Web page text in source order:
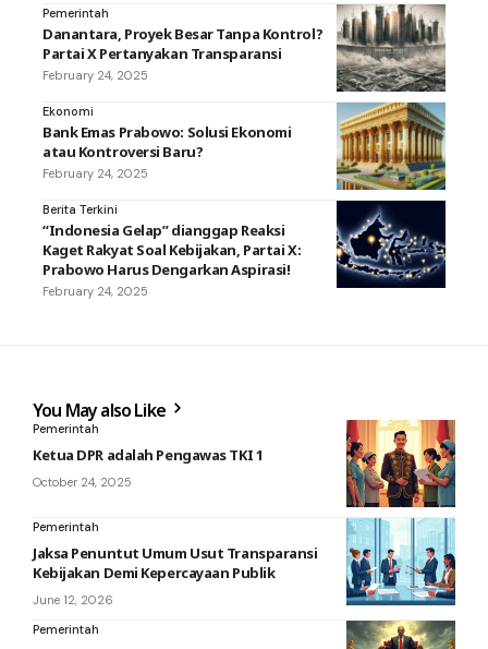
Pemerintah
Danantara, Proyek Besar Tanpa Kontrol?
Partai X Pertanyakan Transparansi
February 24, 2025
Ekonomi
Bank Emas Prabowo: Solusi Ekonomi
atau Kontroversi Baru?
February 24, 2025
Berita Terkini
“Indonesia Gelap” dianggap Reaksi
Kaget Rakyat Soal Kebijakan, Partai X:
Prabowo Harus Dengarkan Aspirasi!
February 24, 2025
You May also Like
Pemerintah
Ketua DPR adalah Pengawas TKI 1
October 24, 2025
Pemerintah
Jaksa Penuntut Umum Usut Transparansi
Kebijakan Demi Kepercayaan Publik
June 12, 2026
Pemerintah